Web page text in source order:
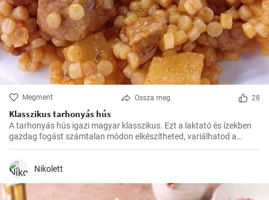
Megment Ossza meg 28
Klasszikus tarhonyás hús
A tarhonyás hús igazi magyar klasszikus. Ezt a laktató és ízekben
gazdag fogást számtalan módon elkészítheted, variálhatod a
húsokat, a zöldségeket ízlés szerint. Jó kísérletezést és jó étvágyat!
Nikolett